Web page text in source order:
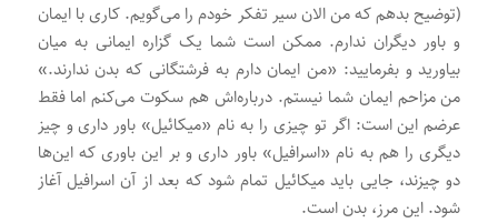
(توضیح بدهم که من الان سیر تفکر خودم را می‌گویم. کاری با ایمان
و باور دیگران ندارم. ممکن است شما یک گزاره ایمانی به میان
بیاورید و بفرمایید: «من ایمان دارم به فرشتگانی که بدن ندارند.»
من مزاحم ایمان شما نیستم. درباره‌اش هم سکوت می‌کنم اما فقط
عرضم این است: اگر تو چیزی را به نام «میکائیل» باور داری و چیز
دیگری را هم به نام «اسرافیل» باور داری و بر این باوری که این‌ها
دو چیزند، جایی باید میکائیل تمام شود که بعد از آن اسرافیل آغاز
شود. این مرز، بدن است.